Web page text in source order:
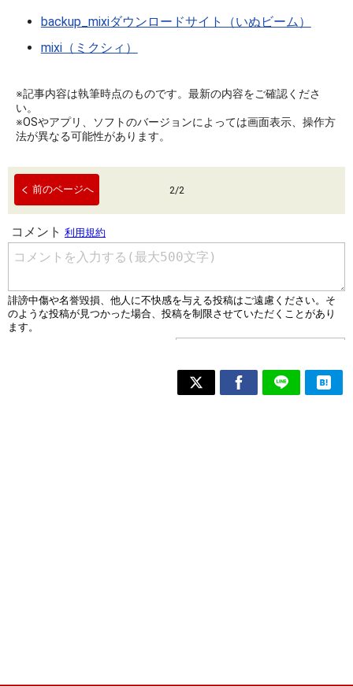
backup_mixiダウンロードサイト（いぬビーム）
mixi（ミクシィ）
※記事内容は執筆時点のものです。最新の内容をご確認くださ
い。
※OSやアプリ、ソフトのバージョンによっては画面表示、操作方
法が異なる可能性があります。
前のページへ 2/2